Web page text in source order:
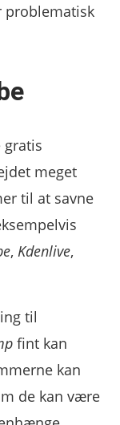
problematisk
gratis
meget
til at savne
,Kdenlive,
til
fint kan
kan
de kan være